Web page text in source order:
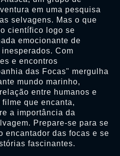
em uma pesquisa
selvagens. Mas o que
científico logo se
emocionante de
Com
e encontros
das Focas" mergulha
mundo marinho,
entre humanos e
que encanta,
a importância da
Prepare-se para se
encantador das focas e se
fascinantes.